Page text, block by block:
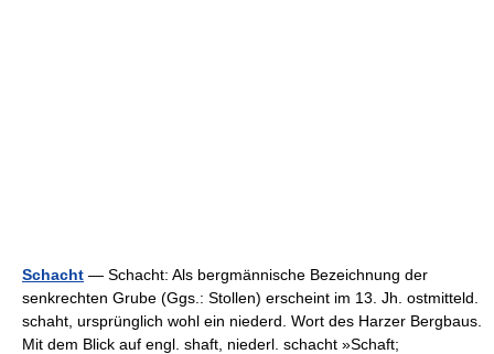
Schacht — Schacht: Als bergmännische Bezeichnung der
senkrechten Grube (Ggs.: Stollen) erscheint im 13. Jh. ostmitteld.
schaht, ursprünglich wohl ein niederd. Wort des Harzer Bergbaus.
Mit dem Blick auf engl. shaft, niederl. schacht »Schaft;